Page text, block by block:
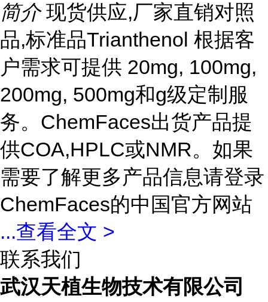
简介 现货供应,厂家直销对照
品,标准品Trianthenol 根据客
户需求可提供 20mg, 100mg,
200mg, 500mg和g级定制服
务。ChemFaces出货产品提
供COA,HPLC或NMR。如果
需要了解更多产品信息请登录
ChemFaces的中国官方网站
...查看全文 >
联系我们
武汉天植生物技术有限公司